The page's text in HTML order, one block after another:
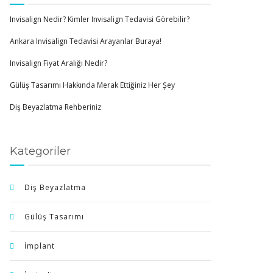
Invisalign Nedir? Kimler Invisalign Tedavisi Görebilir?
Ankara Invisalign Tedavisi Arayanlar Buraya!
Invisalign Fiyat Aralığı Nedir?
Gülüş Tasarımı Hakkında Merak Ettiğiniz Her Şey
Diş Beyazlatma Rehberiniz
Kategoriler
Diş Beyazlatma
Gülüş Tasarımı
İmplant